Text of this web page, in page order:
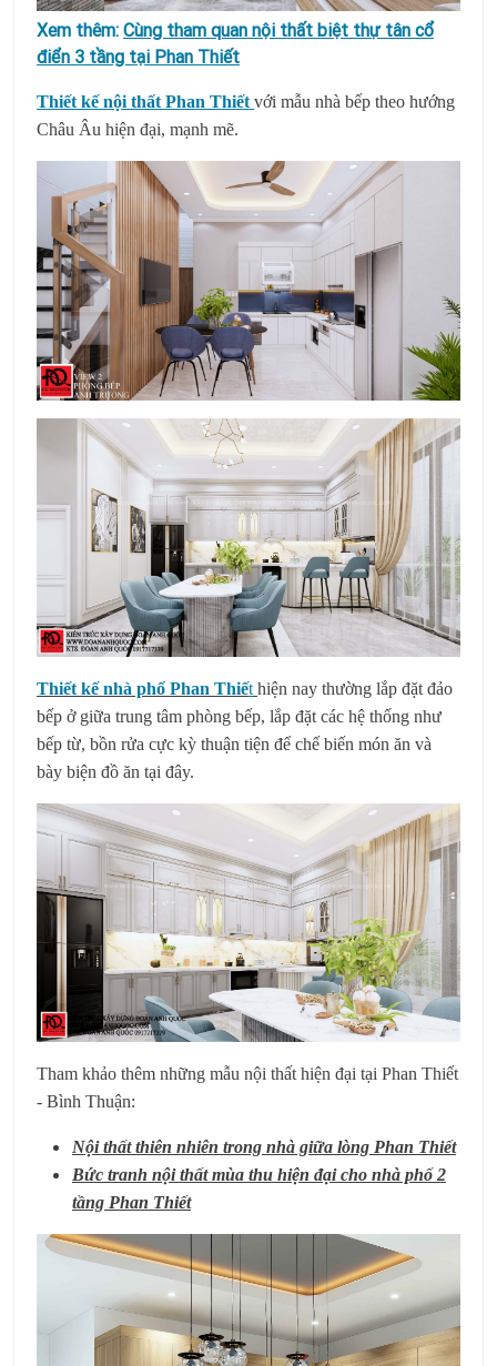
Xem thêm: Cùng tham quan nội thất biệt thự tân cổ
điển 3 tầng tại Phan Thiết
Thiết kế nội thất Phan Thiết với mẫu nhà bếp theo hướng
Châu Âu hiện đại, mạnh mẽ.
Thiết kế nhà phố Phan Thiết hiện nay thường lắp đặt đảo
bếp ở giữa trung tâm phòng bếp, lắp đặt các hệ thống như
bếp từ, bồn rửa cực kỳ thuận tiện để chế biến món ăn và
bày biện đồ ăn tại đây.
Tham khảo thêm những mẫu nội thất hiện đại tại Phan Thiết
- Bình Thuận:
Nội thất thiên nhiên trong nhà giữa lòng Phan Thiết
Bức tranh nội thất mùa thu hiện đại cho nhà phố 2
tầng Phan Thiết